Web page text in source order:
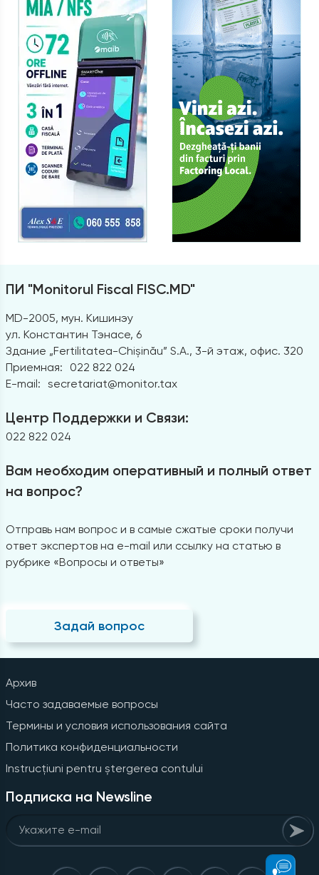
ПИ "Monitorul Fiscal FISC.MD"
MD-2005, мун. Кишинэу
ул. Константин Тэнасе, 6
Здание „Fertilitatea-Chișinău” S.A., 3-й этаж, офис. 320
Приемная:
022 822 024
E-mail: secretariat@monitor.tax
Центр Поддержки и Связи:
022 822 024
Вам необходим оперативный и полный ответ
на вопрос?
Отправь нам вопрос и в самые сжатые сроки получи
ответ экспертов на e-mail или ссылку на статью в
рубрике «Вопросы и ответы»
Задай вопрос
Архив
Часто задаваемые вопросы
Термины и условия использования сайта
Политика конфиденциальности
Instrucțiuni pentru ștergerea contului
Подписка на Newsline